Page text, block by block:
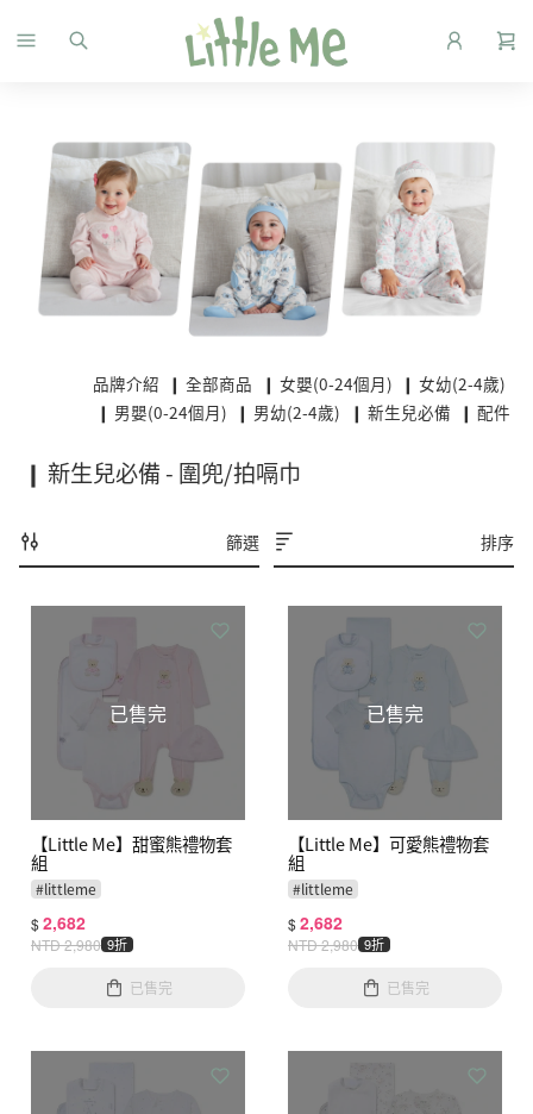
品牌介紹 ❙ 全部商品 ❙ 女嬰(0-24個月) ❙ 女幼(2-4歲)
❙ 男嬰(0-24個月) ❙ 男幼(2-4歲) ❙ 新生兒必備 ❙ 配件
❙ 新生兒必備 - 圍兜/拍嗝巾
篩選 排序
已售完
【Little Me】甜蜜熊禮物套
組
#littleme
$2,682
NTD2,980 9折
已售完
已售完
【Little Me】可愛熊禮物套
組
#littleme
$2,682
NTD2,980 9折
已售完